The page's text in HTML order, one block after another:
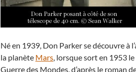
Né en 1939, Don Parker se découvre à
la planète Mars, lorsque sort en 1953
Guerre des Mondes, d’après le roman